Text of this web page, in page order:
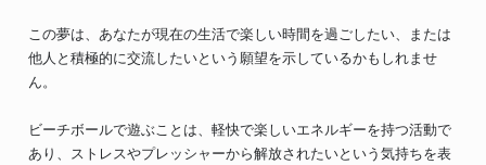
この夢は、あなたが現在の生活で楽しい時間を過ごしたい、または
他人と積極的に交流したいという願望を示しているかもしれませ
ん。
ビーチボールで遊ぶことは、軽快で楽しいエネルギーを持つ活動で
あり、ストレスやプレッシャーから解放されたいという気持ちを表